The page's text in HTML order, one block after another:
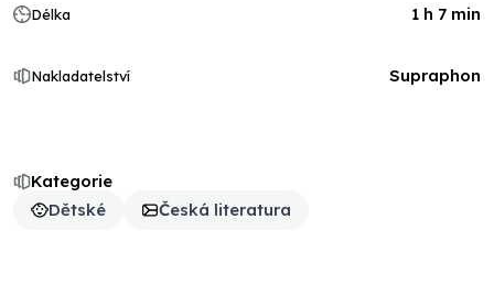
Kategorie
Dětské
Česká literatura
Délka 1 h 7 min
Nakladatelství Supraphon